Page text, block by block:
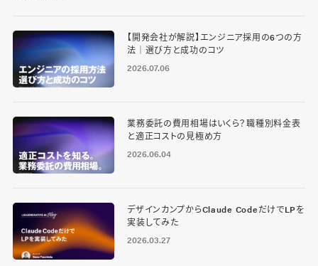
【開発会社が解説】エンジニア採用の6つの方
法｜選び方と成功のコツ
2026.07.06
業務委託の費用相場はいくら？職種別料金表
と適正コストの見極め方
2026.06.04
デザインカンプからClaude CodeだけでLPを
実装してみた
2026.03.27